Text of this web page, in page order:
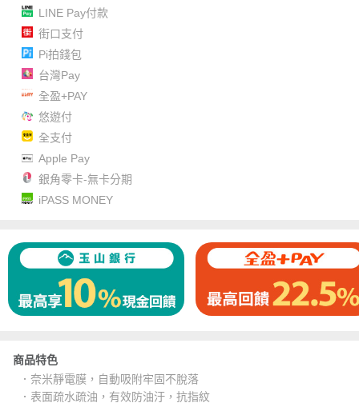
LINE Pay付款
街口支付
Pi拍錢包
台灣Pay
全盈+PAY
悠遊付
全支付
Apple Pay
銀角零卡-無卡分期
iPASS MONEY
商品特色
．奈米靜電膜，自動吸附牢固不脫落
．表面疏水疏油，有效防油汙，抗指紋